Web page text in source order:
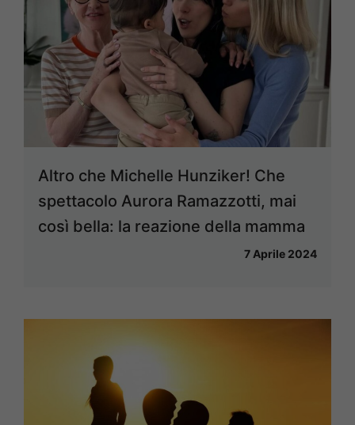
Altro che Michelle Hunziker! Che
spettacolo Aurora Ramazzotti, mai
così bella: la reazione della mamma
7 Aprile 2024